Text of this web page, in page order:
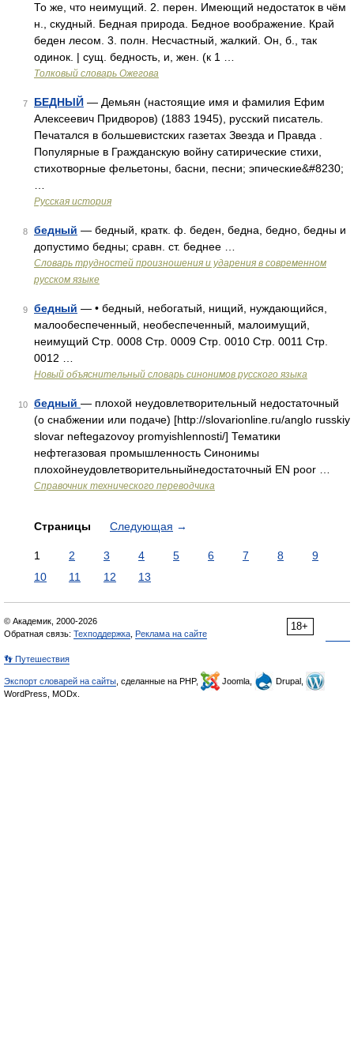
То же, что неимущий. 2. перен. Имеющий недостаток в чём
н., скудный. Бедная природа. Бедное воображение. Край
беден лесом. 3. полн. Несчастный, жалкий. Он, б., так
одинок. | сущ. бедность, и, жен. (к 1 …
Толковый словарь Ожегова
7 БЕДНЫЙ — Демьян (настоящие имя и фамилия Ефим
Алексеевич Придворов) (1883 1945), русский писатель.
Печатался в большевистских газетах Звезда и Правда .
Популярные в Гражданскую войну сатирические стихи,
стихотворные фельетоны, басни, песни; эпические&#8230;
Русская история
8 бедный — бедный, кратк. ф. беден, бедна, бедно, бедны и
допустимо бедны; сравн. ст. беднее …
Словарь трудностей произношения и ударения в современном
русском языке
9 бедный — • бедный, небогатый, нищий, нуждающийся,
малообеспеченный, необеспеченный, малоимущий,
неимущий Стр. 0008 Стр. 0009 Стр. 0010 Стр. 0011 Стр.
0012 …
Новый объяснительный словарь синонимов русского языка
10 бедный — плохой неудовлетворительный недостаточный
(о снабжении или подаче) [http://slovarionline.ru/anglo russkiy
slovar neftegazovoy promyishlennosti/] Тематики
нефтегазовая промышленность Синонимы
плохойнеудовлетворительныйнедостаточный EN poor …
Справочник технического переводчика
Страницы Следующая →
1 2 3 4 5 6 7 8
9
10
11 12 13
18+
© Академик, 2000-2026
Обратная связь: Техподдержка Реклама на сайте
👣 Путешествия
Экспорт словарей на сайты , сделанные на PHP, Joomla,
Drupal,
WordPress, MODx.